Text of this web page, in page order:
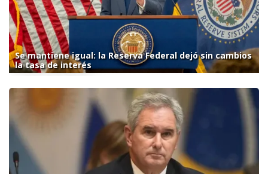
Se mantiene igual: la Reserva Federal dejó sin cambios
la tasa de interés